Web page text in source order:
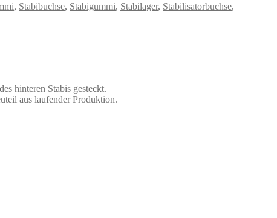
, Stabibuchse, Stabigummi, Stabilager, Stabilisatorbuchse,
hinteren Stabis gesteckt.
aus laufender Produktion.